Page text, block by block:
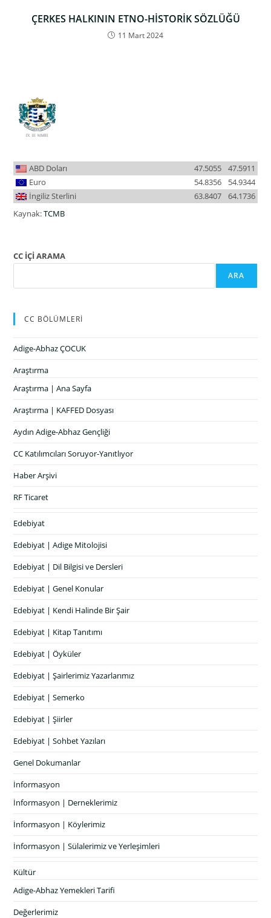
ÇERKES HALKININ ETNO-HİSTORİK SÖZLÜĞÜ
11 Mart 2024
ABD Doları 47.5911
47.5055
Euro
54.9344
54.8356
İngiliz Sterlini
64.1736
63.8407
Kaynak:TCMB
CC İÇİ ARAMA
ARA
CC BÖLÜMLERİ
Adige-Abhaz ÇOCUK
Araştırma
Araştırma | Ana Sayfa
Araştırma | KAFFED Dosyası
Aydın Adige-Abhaz Gençliği
CC Katılımcıları Soruyor-Yanıtlıyor
Haber Arşivi
RF Ticaret
Edebiyat
Edebiyat | Adige Mitolojisi
Edebiyat | Dil Bilgisi ve Dersleri
Edebiyat | Genel Konular
Edebiyat | Kendi Halinde Bir Şair
Edebiyat | Kitap Tanıtımı
Edebiyat | Öyküler
Edebiyat | Şairlerimiz Yazarlarımız
Edebiyat | Semerko
Edebiyat | Şiirler
Edebiyat | Sohbet Yazıları
Genel Dokumanlar
İnformasyon
İnformasyon | Derneklerimiz
İnformasyon | Köylerimiz
İnformasyon | Sülalerimiz ve Yerleşimleri
Kültür
Adige-Abhaz Yemekleri Tarifi
Değerlerimiz